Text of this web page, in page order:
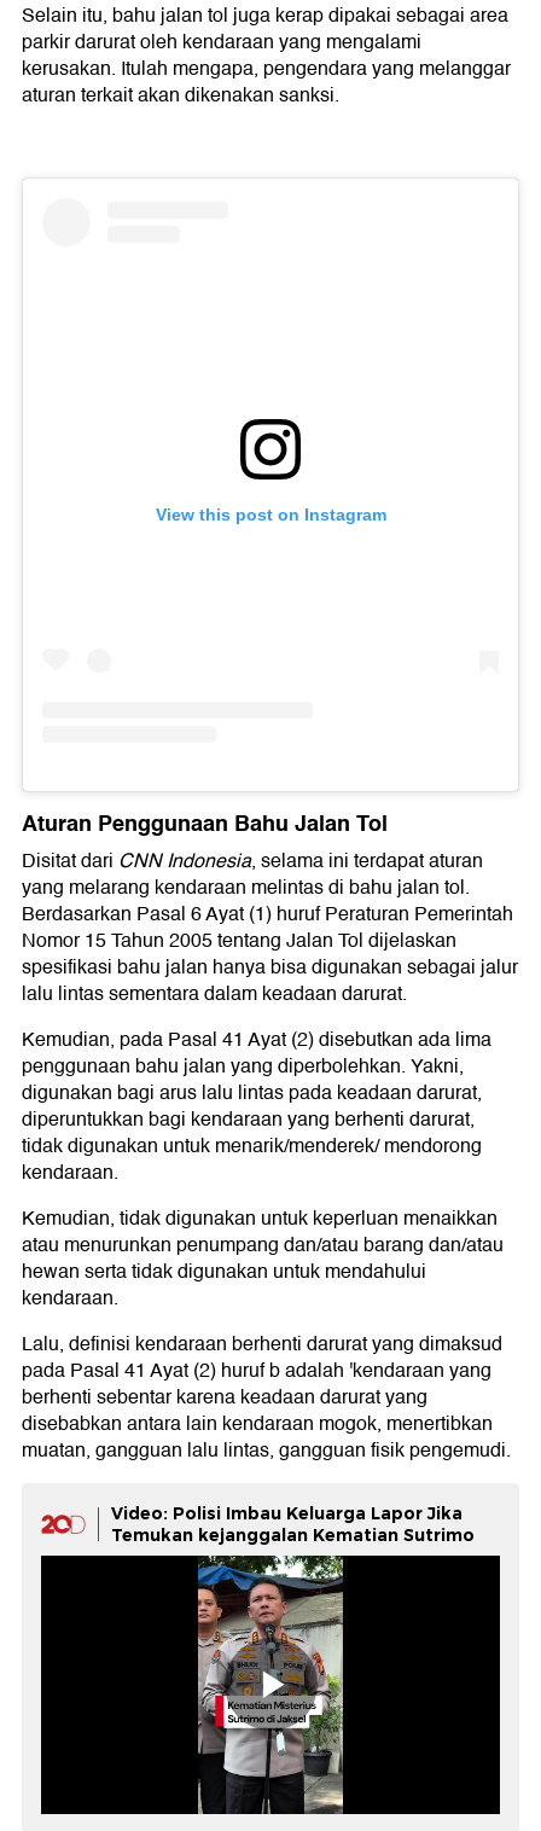
Selain itu, bahu jalan tol juga kerap dipakai sebagai area
parkir darurat oleh kendaraan yang mengalami
kerusakan. Itulah mengapa, pengendara yang melanggar
aturan terkait akan dikenakan sanksi.
View this post on Instagram
Aturan Penggunaan Bahu Jalan Tol
Disitat dari CNN Indonesia, selama ini terdapat aturan
yang melarang kendaraan melintas di bahu jalan tol.
Berdasarkan Pasal 6 Ayat (1) huruf Peraturan Pemerintah
Nomor 15 Tahun 2005 tentang Jalan Tol dijelaskan
spesifikasi bahu jalan hanya bisa digunakan sebagai jalur
lalu lintas sementara dalam keadaan darurat.
Kemudian, pada Pasal 41 Ayat (2) disebutkan ada lima
penggunaan bahu jalan yang diperbolehkan. Yakni,
digunakan bagi arus lalu lintas pada keadaan darurat,
diperuntukkan bagi kendaraan yang berhenti darurat,
tidak digunakan untuk menarik/menderek/ mendorong
kendaraan.
Kemudian, tidak digunakan untuk keperluan menaikkan
atau menurunkan penumpang dan/atau barang dan/atau
hewan serta tidak digunakan untuk mendahului
kendaraan.
Lalu, definisi kendaraan berhenti darurat yang dimaksud
pada Pasal 41 Ayat (2) huruf b adalah 'kendaraan yang
berhenti sebentar karena keadaan darurat yang
disebabkan antara lain kendaraan mogok, menertibkan
muatan, gangguan lalu lintas, gangguan fisik pengemudi.
Video: Polisi Imbau Keluarga Lapor Jika
Temukan kejanggalan Kematian Sutrimo